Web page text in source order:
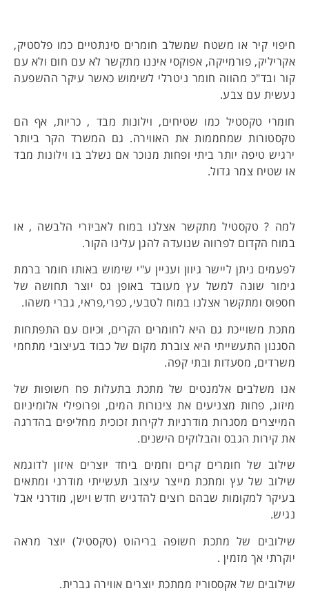
חיפוי קיר או משטח שמשלב חומרים סינתטיים כמו פלסטיק,
אקריליק, פורמייקה, אפוקסי איננו מתקשר לא עם חום ולא עם
קור ובד"כ מהווה חומר ניטרלי לשימוש כאשר עיקר ההשפעה
נעשית עם צבע.
חומרי טקסטיל כמו שטיחים, וילונות מבד , כריות, אף הם
טקסטורות שמחממות את האווירה. גם המשרד הקר ביותר
ירגיש טיפה יותר ביתי ופחות מנוכר אם נשלב בו וילונות מבד
או שטיח צמר גדול.
למה ? טקסטיל מתקשר אצלנו במוח לאביזרי הלבשה , או
במוח הקדום לפרווה שנועדה להגן עלינו הקור.
לפעמים ניתן ליישר גיוון ועניין ע"י שימוש באותו חומר ברמת
גימור שונה למשל עץ מעובד באופן גס יוצר תחושה של
חספוס ומתקשר אצלנו במוח לטבעי, כפרי,פראי, גברי משהו.
מתכת משוייכת גם היא לחומרים הקרים, וכיום עם התפתחות
הסגנון התעשייתי היא צוברת מקום של כבוד בעיצובי מתחמי
משרדים, מסעדות ובתי קפה.
אנו משלבים אלמנטים של מתכת בתעלות פח חשופות של
מיזוג, פחות מצניעים את צינורות המים, ופרופילי אלומיניום
המייצרים מסגרות מודרניות לקירות זכוכית מחליפים בהדרגה
את קירות הגבס והבלוקים הישנים.
שילוב של חומרים קרים וחמים ביחד יוצרים איזון לדוגמא
שילוב של עץ ומתכת מייצר עיצוב תעשייתי מודרני ומתאים
בעיקר למקומות שבהם רוצים להדגיש חדש וישן, מודרני אבל
נגיש.
שילובים של מתכת חשופה בריהוט (טקסטיל) יוצר מראה
יוקרתי אך מזמין .
שילובים של אקססוריז ממתכת יוצרים אווירה גברית.